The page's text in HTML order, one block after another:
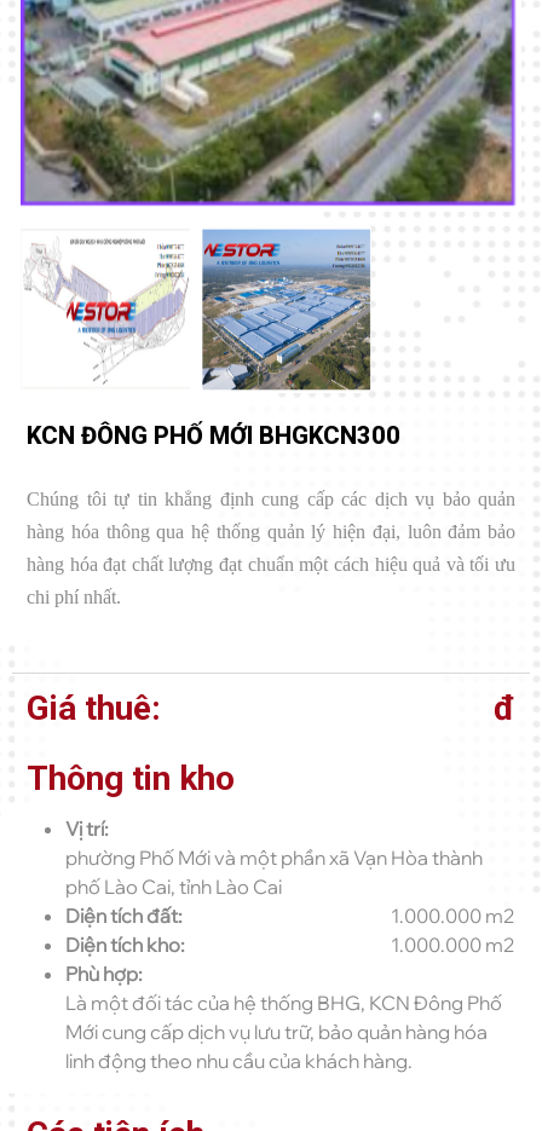
KCN ĐÔNG PHỐ MỚI BHGKCN300
Chúng tôi tự tin khẳng định cung cấp các dịch vụ bảo quản
hàng hóa thông qua hệ thống quản lý hiện đại, luôn đảm bảo
hàng hóa đạt chất lượng đạt chuẩn một cách hiệu quả và tối ưu
chi phí nhất.
Giá thuê:
đ
Thông tin kho
Vị trí:
phường Phố Mới và một phần xã Vạn Hòa thành
phố Lào Cai, tỉnh Lào Cai
Diện tích đất:
1.000.000 m2
Diện tích kho:
1.000.000 m2
Phù hợp:
Là một đối tác của hệ thống BHG, KCN Đông Phố
Mới cung cấp dịch vụ lưu trữ, bảo quản hàng hóa
linh động theo nhu cầu của khách hàng.